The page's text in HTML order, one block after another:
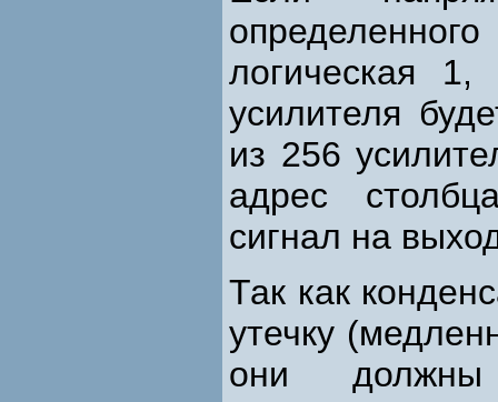
логическая
усилителя
из 256
адрес
сигнал на
Так как
утечку
они должны